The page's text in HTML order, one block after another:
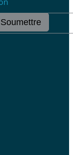
Soumettre